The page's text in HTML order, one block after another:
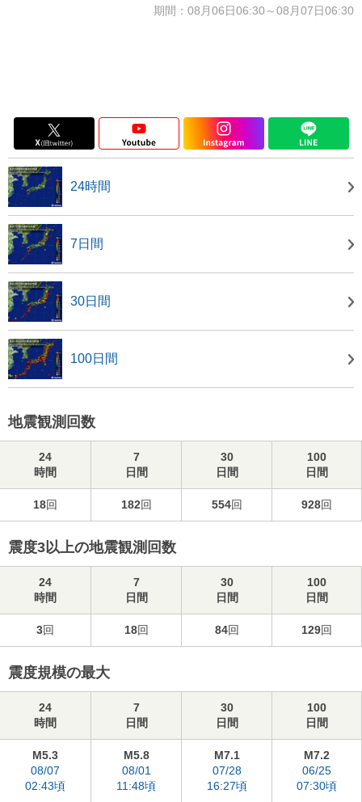
期間：08月06日06:30～08月07日06:30
24時間
7日間
30日間
100日間
地震観測回数
24
時間
7
日間
30
日間
100
日間
18回 182回 554回 928回
震度3以上の地震観測回数
24
時間
7
日間
30
日間
100
日間
3回 18回 84回 129回
震度規模の最大
24
時間
7
日間
30
日間
100
日間
M5.3
08/07
02:43頃
M5.8
08/01
11:48頃
M7.1
07/28
16:27頃
M7.2
06/25
07:30頃